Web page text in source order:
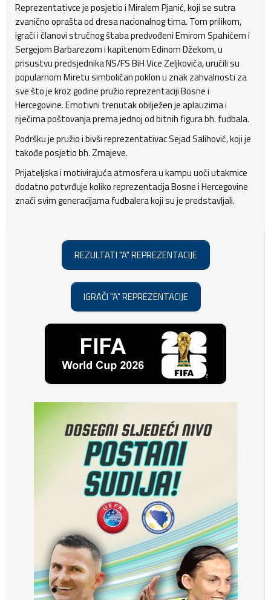
Reprezentativce je posjetio i Miralem Pjanić, koji se sutra
zvanično oprašta od dresa nacionalnog tima. Tom prilikom,
igrači i članovi stručnog štaba predvođeni Emirom Spahićem i
Sergejom Barbarezom i kapitenom Edinom Džekom, u
prisustvu predsjednika NS/FS BiH Vice Zeljkovića, uručili su
popularnom Miretu simboličan poklon u znak zahvalnosti za
sve što je kroz godine pružio reprezentaciji Bosne i
Hercegovine. Emotivni trenutak obilježen je aplauzima i
riječima poštovanja prema jednoj od bitnih figura bh. fudbala.
Podršku je pružio i bivši reprezentativac Sejad Salihović, koji je
takođe posjetio bh. Zmajeve.
Prijateljska i motivirajuća atmosfera u kampu uoči utakmice
dodatno potvrđuje koliko reprezentacija Bosne i Hercegovine
znači svim generacijama fudbalera koji su je predstavljali.
REZULTATI "A" REPREZENTACIJE
IGRAČI "A" REPREZENTACIJE